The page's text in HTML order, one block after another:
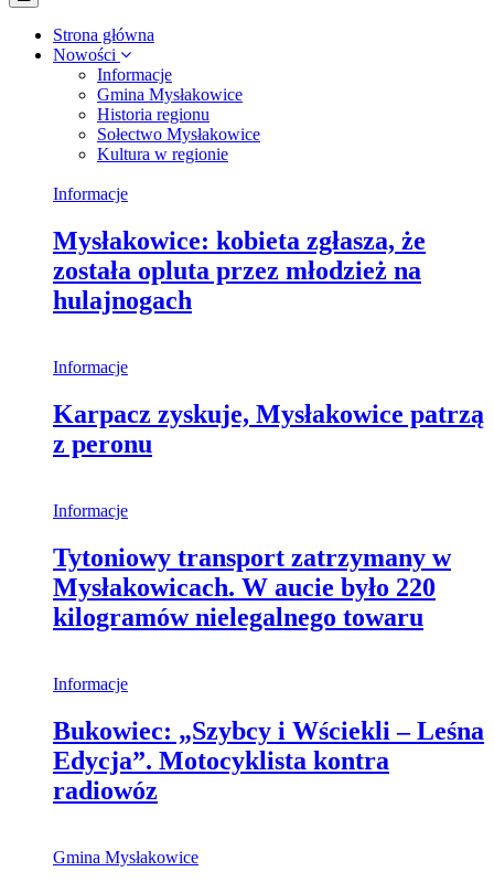
Strona główna
Nowości
Informacje
Gmina Mysłakowice
Historia regionu
Sołectwo Mysłakowice
Kultura w regionie
Informacje
Mysłakowice: kobieta zgłasza, że
została opluta przez młodzież na
hulajnogach
Informacje
Karpacz zyskuje, Mysłakowice patrzą
z peronu
Informacje
Tytoniowy transport zatrzymany w
Mysłakowicach. W aucie było 220
kilogramów nielegalnego towaru
Informacje
Bukowiec: „Szybcy i Wściekli – Leśna
Edycja”. Motocyklista kontra
radiowóz
Gmina Mysłakowice